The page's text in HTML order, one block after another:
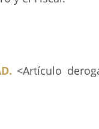
<Artículo